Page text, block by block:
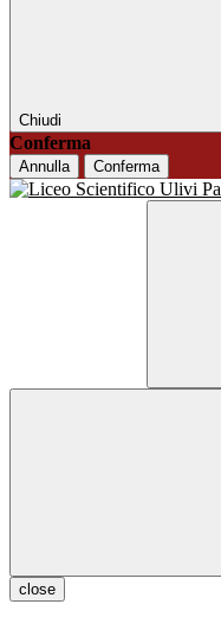
Chiudi
Conferma
Annulla Conferma
close